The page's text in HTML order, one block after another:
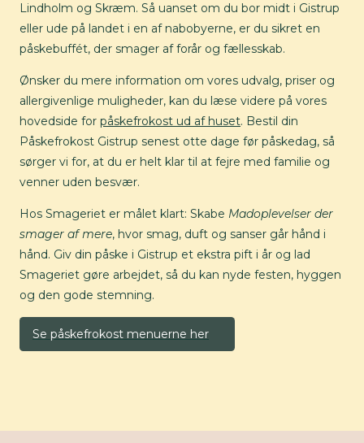
Lindholm og Skræm. Så uanset om du bor midt i Gistrup
eller ude på landet i en af nabobyerne, er du sikret en
påskebuffét, der smager af forår og fællesskab.
Ønsker du mere information om vores udvalg, priser og
allergivenlige muligheder, kan du læse videre på vores
hovedside for påskefrokost ud af huset. Bestil din
Påskefrokost Gistrup senest otte dage før påskedag, så
sørger vi for, at du er helt klar til at fejre med familie og
venner uden besvær.
Hos Smageriet er målet klart: Skabe Madoplevelser der
smager af mere, hvor smag, duft og sanser går hånd i
hånd. Giv din påske i Gistrup et ekstra pift i år og lad
Smageriet gøre arbejdet, så du kan nyde festen, hyggen
og den gode stemning.
Se påskefrokost menuerne her